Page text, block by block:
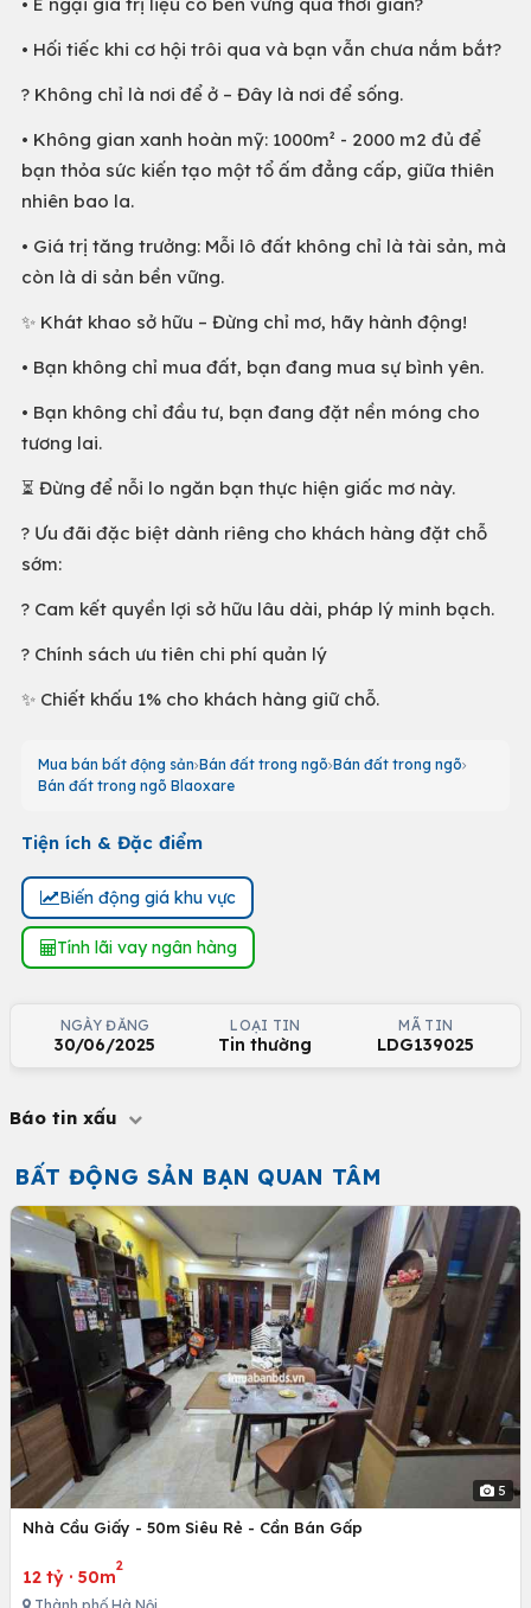
• Hối tiếc khi cơ hội trôi qua và bạn vẫn chưa nắm bắt?
? Không chỉ là nơi để ở – Đây là nơi để sống.
• Không gian xanh hoàn mỹ: 1000m² - 2000 m2 đủ để
bạn thỏa sức kiến tạo một tổ ấm đẳng cấp, giữa thiên
nhiên bao la.
• Giá trị tăng trưởng: Mỗi lô đất không chỉ là tài sản, mà
còn là di sản bền vững.
✨ Khát khao sở hữu – Đừng chỉ mơ, hãy hành động!
• Bạn không chỉ mua đất, bạn đang mua sự bình yên.
• Bạn không chỉ đầu tư, bạn đang đặt nền móng cho
tương lai.
⏳ Đừng để nỗi lo ngăn bạn thực hiện giấc mơ này.
? Ưu đãi đặc biệt dành riêng cho khách hàng đặt chỗ
sớm:
? Cam kết quyền lợi sở hữu lâu dài, pháp lý minh bạch.
? Chính sách ưu tiên chi phí quản lý
✨ Chiết khấu 1% cho khách hàng giữ chỗ.
Mua bán bất động sản Bán đất trong ngõ Bán đất trong ngõ
Bán đất trong ngõ Blaoxare
Tiện ích & Đặc điểm
Biến động giá khu vực
Tính lãi vay ngân hàng
NGÀY ĐĂNG
30/06/2025
LOẠI TIN
Tin thường
MÃ TIN
LDG139025
Báo tin xấu
BẤT ĐỘNG SẢN BẠN QUAN TÂM
5
Nhà Cầu Giấy - 50m Siêu Rẻ - Cần Bán Gấp
12 tỷ · 50m
2